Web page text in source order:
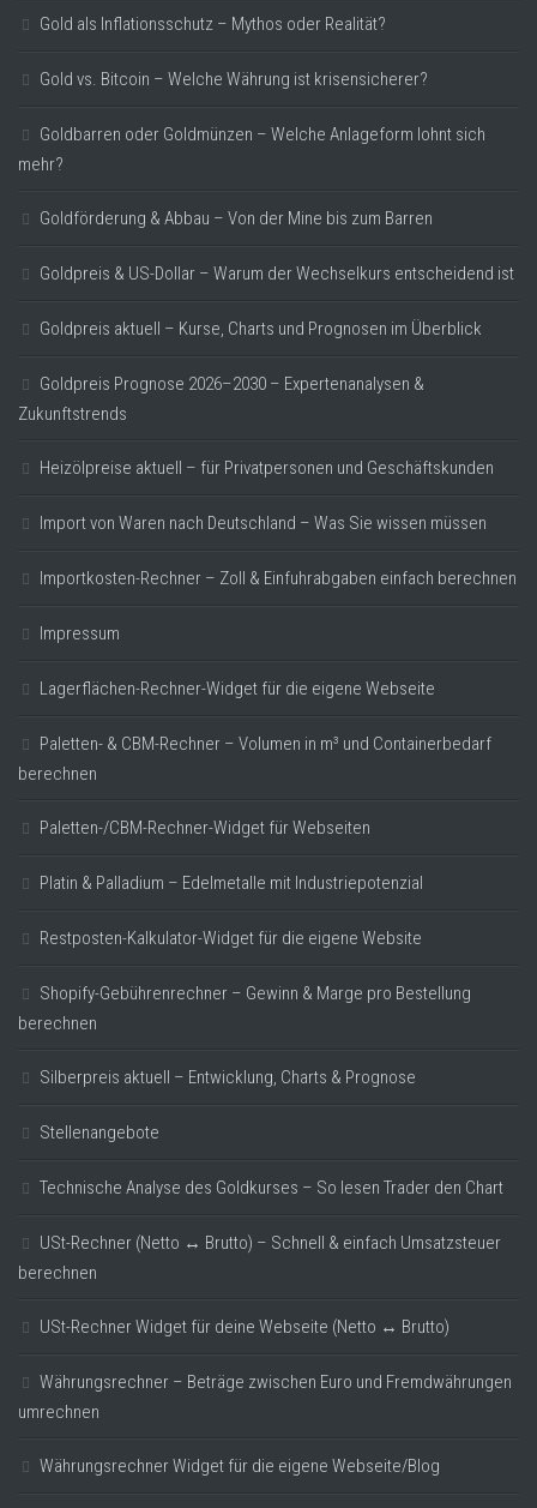
Gold als Inflationsschutz – Mythos oder Realität?
Gold vs. Bitcoin – Welche Währung ist krisensicherer?
Goldbarren oder Goldmünzen – Welche Anlageform lohnt sich
mehr?
Goldförderung & Abbau – Von der Mine bis zum Barren
Goldpreis & US-Dollar – Warum der Wechselkurs entscheidend ist
Goldpreis aktuell – Kurse, Charts und Prognosen im Überblick
Goldpreis Prognose 2026–2030 – Expertenanalysen &
Zukunftstrends
Heizölpreise aktuell – für Privatpersonen und Geschäftskunden
Import von Waren nach Deutschland – Was Sie wissen müssen
Importkosten-Rechner – Zoll & Einfuhrabgaben einfach berechnen
Impressum
Lagerflächen-Rechner-Widget für die eigene Webseite
Paletten- & CBM-Rechner – Volumen in m³ und Containerbedarf
berechnen
Paletten-/CBM-Rechner-Widget für Webseiten
Platin & Palladium – Edelmetalle mit Industriepotenzial
Restposten-Kalkulator-Widget für die eigene Website
Shopify-Gebührenrechner – Gewinn & Marge pro Bestellung
berechnen
Silberpreis aktuell – Entwicklung, Charts & Prognose
Stellenangebote
Technische Analyse des Goldkurses – So lesen Trader den Chart
USt-Rechner (Netto ↔ Brutto) – Schnell & einfach Umsatzsteuer
berechnen
USt-Rechner Widget für deine Webseite (Netto ↔ Brutto)
Währungsrechner – Beträge zwischen Euro und Fremdwährungen
umrechnen
Währungsrechner Widget für die eigene Webseite/Blog